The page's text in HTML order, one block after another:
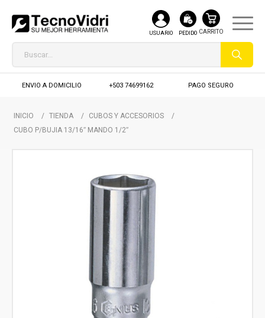
USUARIO PEDIDO
ENVIO A DOMICILIO +503 74699162 PAGO SEGURO
INICIO / TIENDA / CUBOS Y ACCESORIOS
/
CUBO P/BUJIA 13/16″ MANDO 1/2″